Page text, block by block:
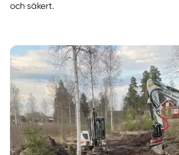
och säkert.